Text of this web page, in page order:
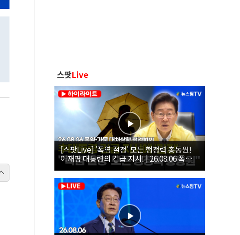
스팟Live
[스팟Live] '폭염 절정' 모든 행정력 총동원!
이재명 대통령의 긴급 지시! | 26.08.06 폭염•
가뭄 대처상황 점검회의